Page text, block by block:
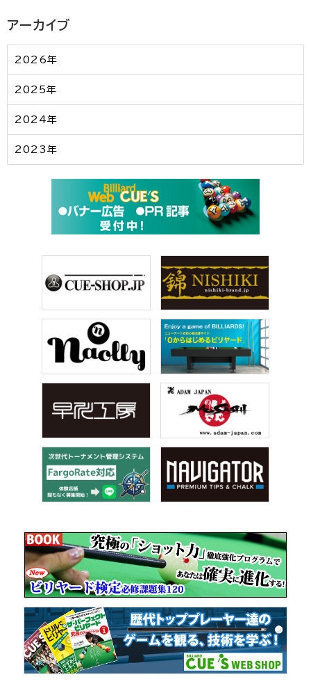
アーカイブ
2026年
2025年
2024年
2023年